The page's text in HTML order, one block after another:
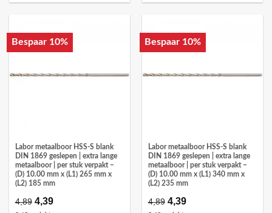
Bespaar 10%
Labor metaalboor HSS-S blank
DIN 1869 geslepen | extra lange
metaalboor | per stuk verpakt –
(D) 10.00 mm x (L1) 265 mm x
(L2) 185 mm
4,89 Oorspronkelijke
prijs
4,39Huidige
Bespaar 10%
Labor metaalboor HSS-S blank
DIN 1869 geslepen | extra lange
metaalboor | per stuk verpakt –
(D) 10.00 mm x (L1) 340 mm x
(L2) 235 mm
4,89 Oorspronkelijke
prijs
4,39Huidige